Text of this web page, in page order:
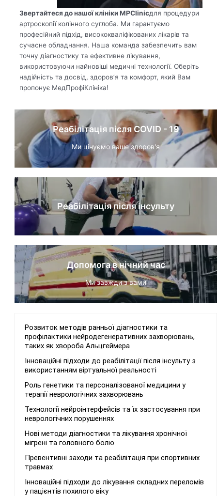
Звертайтеся до нашої клінікиMPClinicдля процедури
артроскопії колінного суглоба. Ми гарантуємо
професійний підхід, висококваліфікованих лікарів та
сучасне обладнання. Наша команда забезпечить вам
точну діагностику та ефективне лікування,
використовуючи найновіші медичні технології. Оберіть
надійність та досвід, здоров’я та комфорт, який Вам
пропонує МедПрофіКлініка!
Реабілітація після COVID - 19
Ми цінуємо ваше здоров'я
Реабілітація після інсульту
Допомога в нічний час
Ми завжди з вами
Розвиток методів ранньої діагностики та
профілактики нейродегенеративних захворювань,
таких як хвороба Альцгеймера
Інноваційні підходи до реабілітації після інсульту з
використанням віртуальної реальності
Роль генетики та персоналізованої медицини у
терапії неврологічних захворювань
Технології нейроінтерфейсів та їх застосування при
неврологічних порушеннях
Нові методи діагностики та лікування хронічної
мігрені та головного болю
Превентивні заходи та реабілітація при спортивних
травмах
Інноваційні підходи до лікування складних переломів
у пацієнтів похилого віку